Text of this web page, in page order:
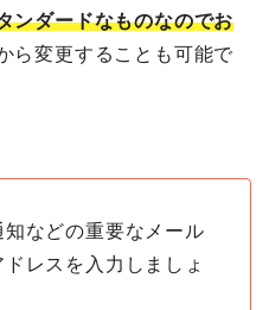
ンダードなものなのでお
ら変更することも可能で
などの重要なメール
レスを入力しましょ